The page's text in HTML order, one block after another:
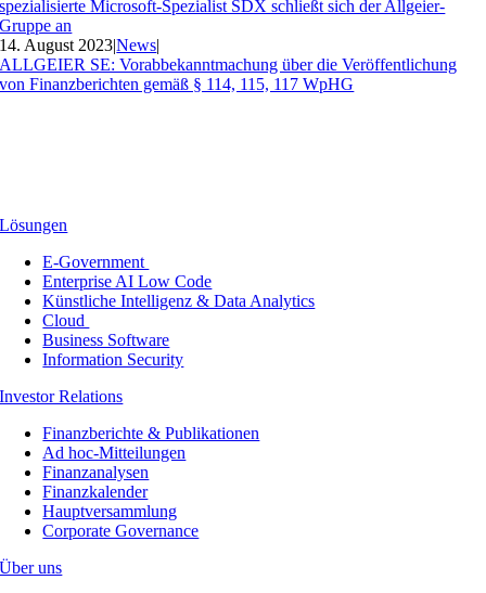
spezialisierte Microsoft-Spezialist SDX schließt sich der Allgeier-
Gruppe an
14. August 2023|News|
ALLGEIER SE: Vorabbekanntmachung über die Veröffentlichung
von Finanzberichten gemäß § 114, 115, 117 WpHG
Lösungen
E-Government
Enterprise AI Low Code
Künstliche Intelligenz & Data Analytics
Cloud
Business Software
Information Security
Investor Relations
Finanzberichte & Publikationen
Ad hoc-Mitteilungen
Finanzanalysen
Finanzkalender
Hauptversammlung
Corporate Governance
Über uns